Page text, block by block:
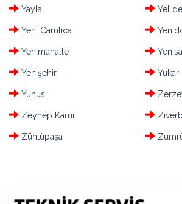
Yayla Yel
Yeni Çamlıca
Yenimahalle
Yenişehir Yukarı
Yunus
Zeynep Kamil
Zühtüpaşa